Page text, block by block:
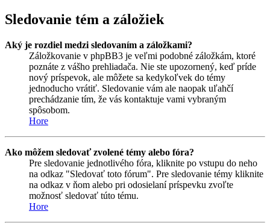
Sledovanie tém a záložiek
Aký je rozdiel medzi sledovaním a záložkami?
Záložkovanie v phpBB3 je veľmi podobné záložkám, ktoré
poznáte z vášho prehliadača. Nie ste upozornený, keď príde
nový príspevok, ale môžete sa kedykoľvek do témy
jednoducho vrátiť. Sledovanie vám ale naopak uľahčí
prechádzanie tím, že vás kontaktuje vami vybraným
spôsobom.
Hore
Ako môžem sledovať zvolené témy alebo fóra?
Pre sledovanie jednotlivého fóra, kliknite po vstupu do neho
na odkaz "Sledovať toto fórum". Pre sledovanie témy kliknite
na odkaz v ňom alebo pri odosielaní príspevku zvoľte
možnosť sledovať túto tému.
Hore